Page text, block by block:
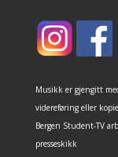
Musikk er gjengitt
videreføring eller
Bergen Student-TV
presseskikk